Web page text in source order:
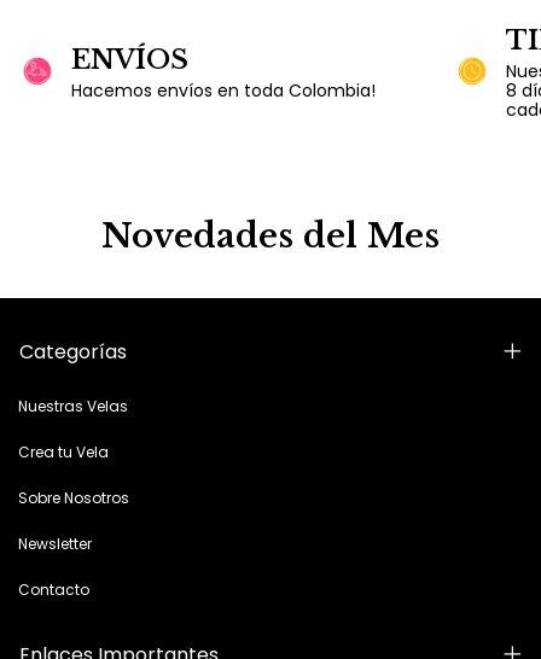
ENVÍOS
Hacemos envíos en toda Colombia!
8
Novedades del Mes
Categorías
Nuestras Velas
Crea tu Vela
Sobre Nosotros
Newsletter
Contacto